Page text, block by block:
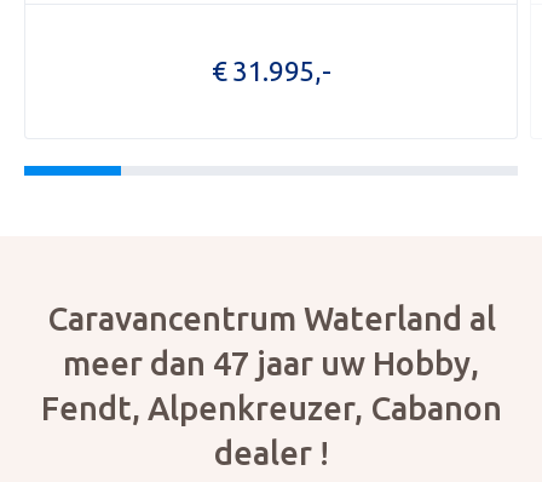
€ 31.995,-
Caravancentrum Waterland al
meer dan 47 jaar uw Hobby,
Fendt, Alpenkreuzer, Cabanon
dealer !